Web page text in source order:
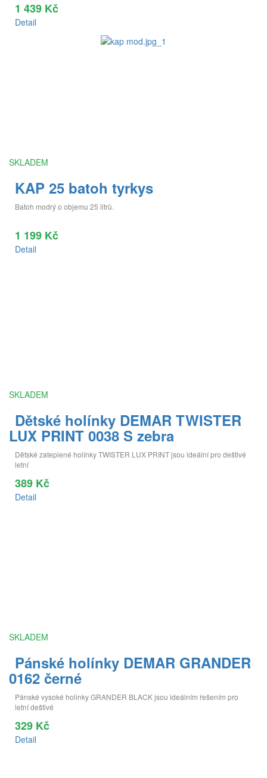
1 439 Kč
Detail
SKLADEM
KAP 25 batoh tyrkys
Batoh modrý o objemu 25 litrů.
1 199 Kč
Detail
SKLADEM
Dětské holínky DEMAR TWISTER
LUX PRINT 0038 S zebra
Dětské zateplené holínky TWISTER LUX PRINT jsou ideální pro deštivé
letní
389 Kč
Detail
SKLADEM
Pánské holínky DEMAR GRANDER
0162 černé
Pánské vysoké holinky GRANDER BLACK jsou ideálním řešením pro
letní deštivé
329 Kč
Detail